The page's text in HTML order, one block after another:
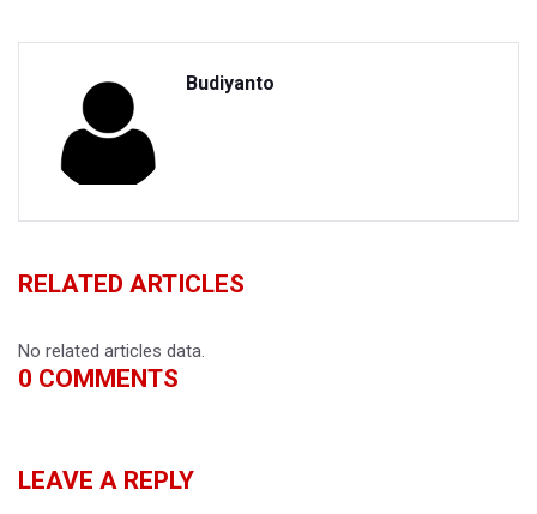
Budiyanto
RELATED ARTICLES
No related articles data.
0 COMMENTS
LEAVE A REPLY